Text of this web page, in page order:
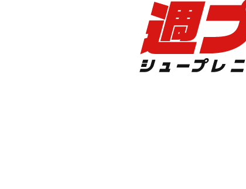
（左から）早出明弘、藤田憲右（トータルテ